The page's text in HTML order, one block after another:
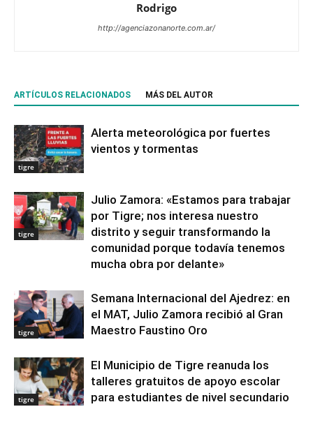
Rodrigo
http://agenciazonanorte.com.ar/
ARTÍCULOS RELACIONADOS MÁS DEL AUTOR
tigre
Alerta meteorológica por fuertes
vientos y tormentas
tigre
Julio Zamora: «Estamos para trabajar
por Tigre; nos interesa nuestro
distrito y seguir transformando la
comunidad porque todavía tenemos
mucha obra por delante»
tigre
Semana Internacional del Ajedrez: en
el MAT, Julio Zamora recibió al Gran
Maestro Faustino Oro
tigre
El Municipio de Tigre reanuda los
talleres gratuitos de apoyo escolar
para estudiantes de nivel secundario